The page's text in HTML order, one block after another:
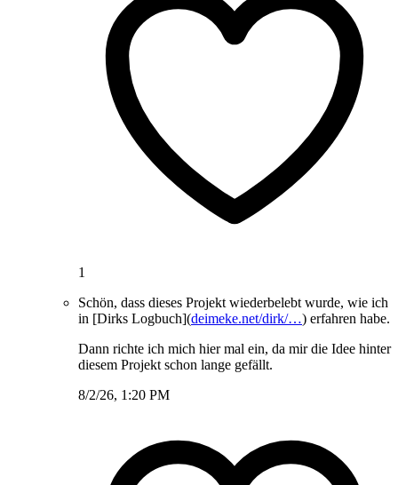
1
Schön, dass dieses Projekt wiederbelebt wurde, wie ich
in [Dirks Logbuch](deimeke.net/dirk/…) erfahren habe.
Dann richte ich mich hier mal ein, da mir die Idee hinter
diesem Projekt schon lange gefällt.
8/2/26, 1:20 PM